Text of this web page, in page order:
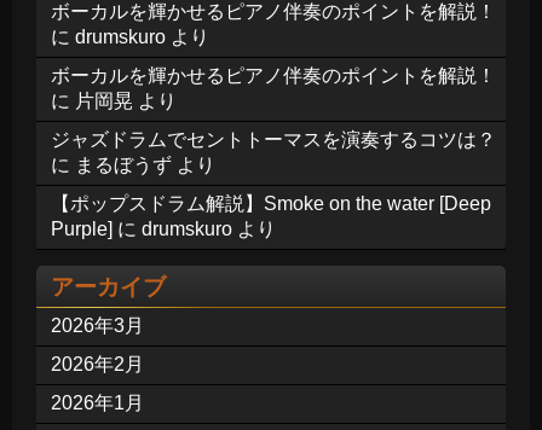
ボーカルを輝かせるピアノ伴奏のポイントを解説！
に drumskuro より
ボーカルを輝かせるピアノ伴奏のポイントを解説！
に 片岡晃 より
ジャズドラムでセントトーマスを演奏するコツは？
に まるぼうず より
【ポップスドラム解説】Smoke on the water [Deep
Purple] に drumskuro より
アーカイブ
2026年3月
2026年2月
2026年1月